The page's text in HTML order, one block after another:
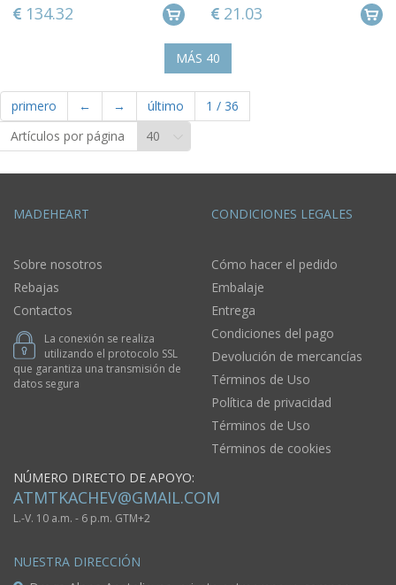
134.32 21.03
MÁS 40
primero ← → último 1 / 36
Artículos por página
MADEHEART
Sobre nosotros
Rebajas
Contactos
La conexión se realiza
utilizando el protocolo SSL
que garantiza una transmisión de
datos segura
CONDICIONES LEGALES
Cómo hacer el pedido
Embalaje
Entrega
Condiciones del pago
Devolución de mercancías
Términos de Uso
Política de privacidad
Términos de Uso
Términos de cookies
NÚMERO DIRECTO DE APOYO:
ATMTKACHEV@GMAIL.COM
L.-V. 10 a.m. - 6 p.m. GTM+2
NUESTRA DIRECCIÓN